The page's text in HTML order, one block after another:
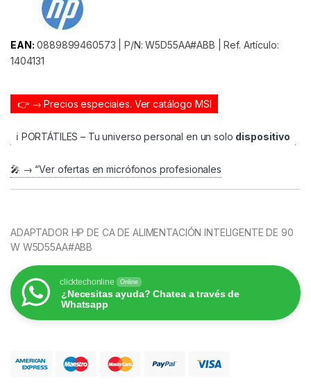
EAN: 0889899460573 | P/N: W5D55AA#ABB | Ref. Artículo:
1404131
👉 → Precios especiales. Ver catálogo MSI
ℹ️ PORTÁTILES – Tu universo personal en un solo dispositivo
🎤 → “Ver ofertas en micrófonos profesionales
ADAPTADOR HP DE CA DE ALIMENTACIÓN INTELIGENTE DE 90
W W5D55AA#ABB
clicktechonline Online
¿Necesitas ayuda? Chatea a través de
Whatsapp